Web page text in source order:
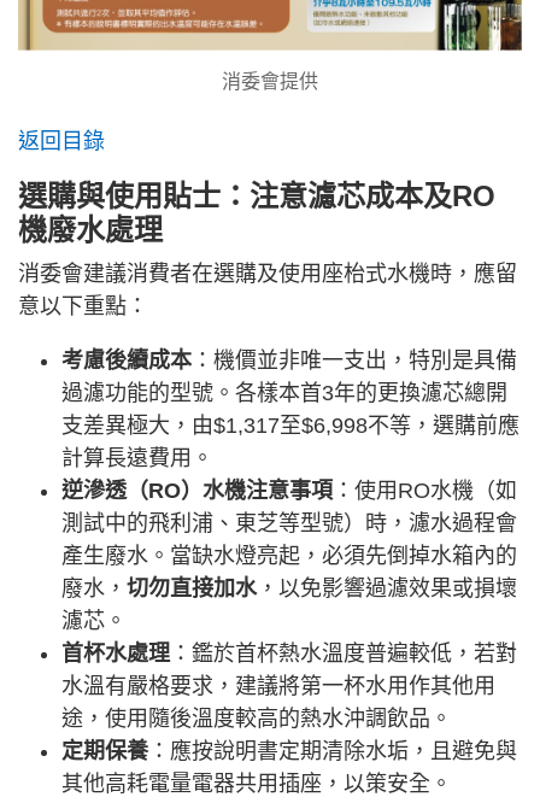
消委會提供
返回目錄
選購與使用貼士：注意濾芯成本及RO
機廢水處理
消委會建議消費者在選購及使用座枱式水機時，應留
意以下重點：
考慮後續成本 ：機價並非唯一支出，特別是具備
過濾功能的型號。各樣本首3年的更換濾芯總開
支差異極大，由$1,317至$6,998不等，選購前應
計算長遠費用。
逆滲透（RO）水機注意事項 ：使用RO水機（如
測試中的飛利浦、東芝等型號）時，濾水過程會
產生廢水。當缺水燈亮起，必須先倒掉水箱內的
廢水， 切勿直接加水，以免影響過濾效果或損壞
濾芯。
首杯水處理 ：鑑於首杯熱水溫度普遍較低，若對
水溫有嚴格要求，建議將第一杯水用作其他用
途，使用隨後溫度較高的熱水沖調飲品。
定期保養：應按說明書定期清除水垢，且避免與
其他高耗電量電器共用插座，以策安全。